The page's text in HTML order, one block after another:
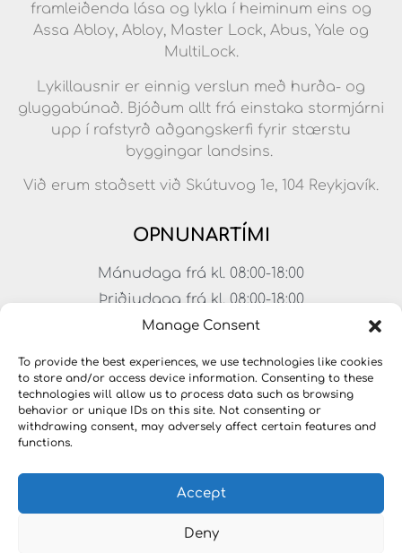
Manage Consent
To provide the best experiences, we use technologies like cookies
to store and/or access device information. Consenting to these
technologies will allow us to process data such as browsing
behavior or unique IDs on this site. Not consenting or
withdrawing consent, may adversely affect certain features and
functions.
Accept
Deny
framleiðenda lása og lykla í heiminum eins og
Assa Abloy, Abloy, Master Lock, Abus, Yale og
MultiLock.
Lykillausnir er einnig verslun með hurða- og
gluggabúnað. Bjóðum allt frá einstaka stormjárni
upp í rafstyrð aðgangskerfi fyrir stærstu
byggingar landsins.
Við erum staðsett við Skútuvog 1e, 104 Reykjavík.
OPNUNARTÍMI
Mánudaga frá kl. 08:00-18:00
Þriðjudaga frá kl. 08:00-18:00
Miðvikudaga frá kl. 08:00-18:00
Föstudaga frá kl. 08:00-17:00
Laugardagar frá kl. 11:00-15:00